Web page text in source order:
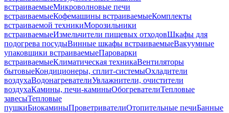
встраиваемыеМикроволновые печи
встраиваемыеКофемашины встраиваемыеКомплекты
встраиваемой техникиМорозильники
встраиваемыеИзмельчители пищевых отходовШкафы для
подогрева посудыВинные шкафы встраиваемыеВакуумные
упаковщики встраиваемыеПароварки
встраиваемыеКлиматическая техникаВентиляторы
бытовыеКондиционеры, сплит-системыОхладители
воздухаВодонагревателиУвлажнители, очистители
воздухаКамины, печи-каминыОбогревателиТепловые
завесыТепловые
пушкиБиокаминыПроветривателиОтопительные печиБанные